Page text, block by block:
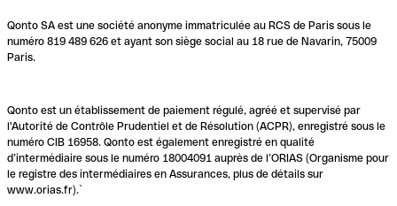
Qonto SA est une société anonyme immatriculée au RCS de Paris sous le
numéro 819 489 626 et ayant son siège social au 18 rue de Navarin, 75009
Paris.
Qonto est un établissement de paiement régulé, agréé et supervisé par
l'Autorité de Contrôle Prudentiel et de Résolution (ACPR), enregistré sous le
numéro CIB 16958. Qonto est également enregistré en qualité
d’intermédiaire sous le numéro 18004091 auprès de l’ORIAS (Organisme pour
le registre des intermédiaires en Assurances, plus de détails sur
www.orias.fr).`